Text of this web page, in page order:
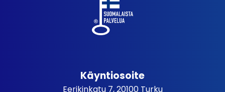
Käyntiosoite
Eerikinkatu 7, 20100 Turku